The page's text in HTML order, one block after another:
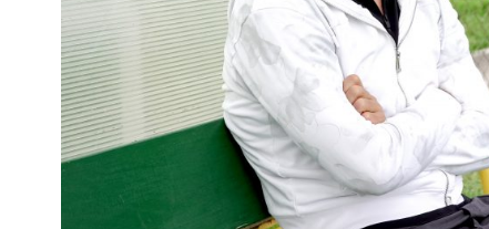
Policiales
Cartelera
Fotos
Familia